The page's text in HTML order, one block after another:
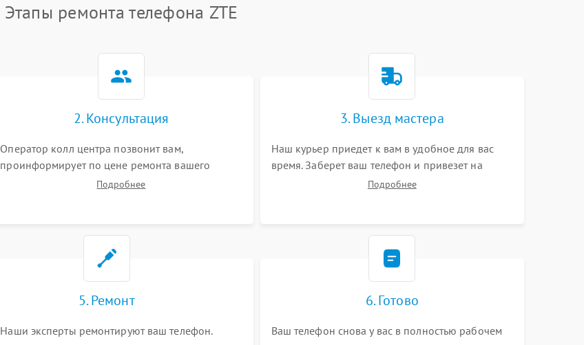
Этапы ремонта телефона ZTE
2. Консультация
Оператор колл центра позвонит вам,
проинформирует по цене ремонта вашего
телефона а также ответит на все ваши вопросы.
Подробнее
3. Выезд мастера
Наш курьер приедет к вам в удобное для вас
время. Заберет ваш телефон и привезет на
склад для диагностики.Подробнее
5. Ремонт
Наши эксперты ремонтируют ваш телефон.
6. Готово
Ваш телефон снова у вас в полностью рабочем